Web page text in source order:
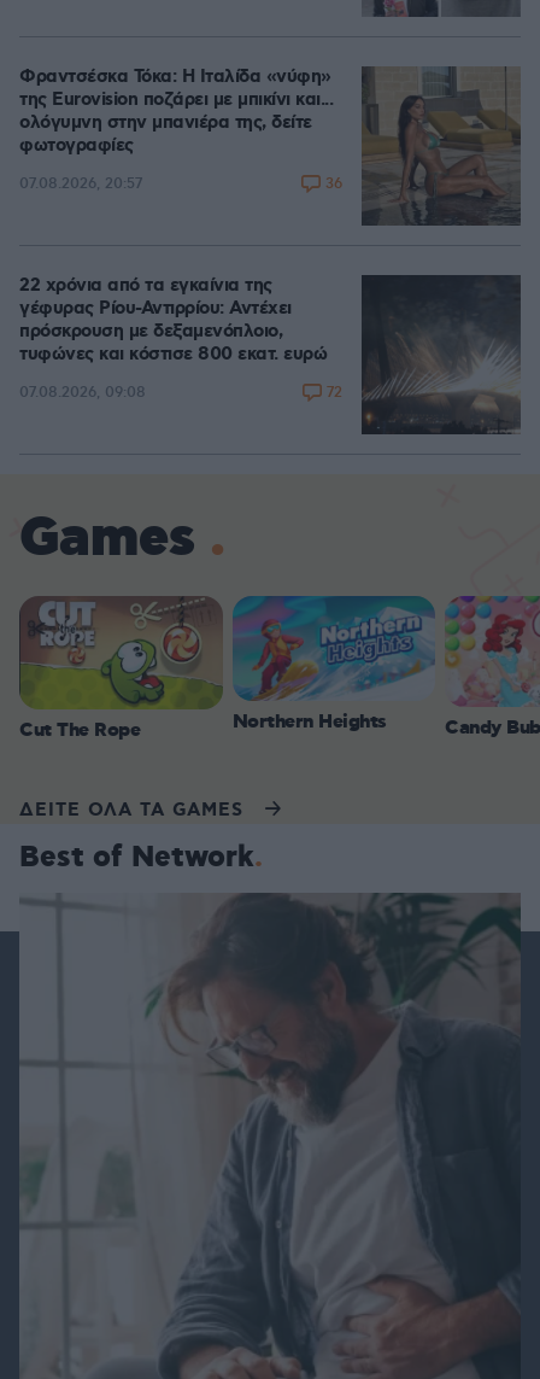
Φραντσέσκα Τόκα: Η Ιταλίδα «νύφη»
της Eurovision ποζάρει με μπικίνι και...
ολόγυμνη στην μπανιέρα της, δείτε
φωτογραφίες
07.08.2026, 20:57 36
22 χρόνια από τα εγκαίνια της
γέφυρας Ρίου-Αντιρρίου: Αντέχει
πρόσκρουση με δεξαμενόπλοιο,
τυφώνες και κόστισε 800 εκατ. ευρώ
07.08.2026, 09:08 72
Games
Cut The Rope Northern Heights Candy
ΔΕΙΤΕ ΟΛΑ ΤΑ GAMES
Best of Network